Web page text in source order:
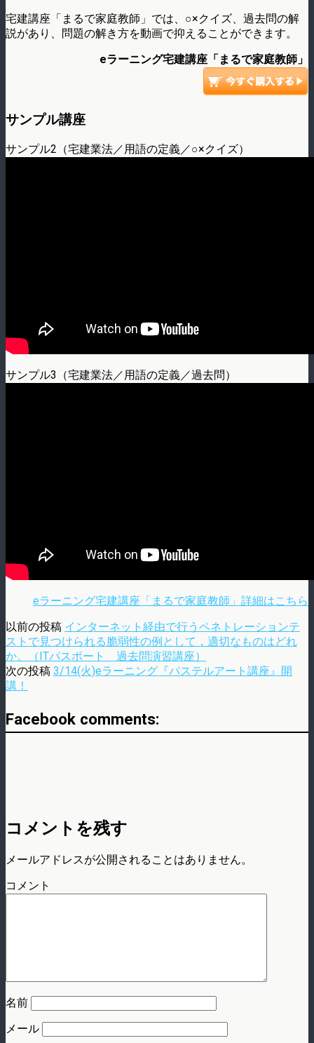
宅建講座「まるで家庭教師」では、○×クイズ、過去問の解
説があり、問題の解き方を動画で抑えることができます。
eラーニング宅建講座「まるで家庭教師」
サンプル講座
サンプル2（宅建業法／用語の定義／○×クイズ）
サンプル3（宅建業法／用語の定義／過去問）
eラーニング宅建講座「まるで家庭教師」詳細はこちら
以前の投稿 インターネット経由で行うペネトレーションテ
ストで見つけられる脆弱性の例として，適切なものはどれ
か。（ITパスポート 過去問演習講座）
次の投稿 3/14(火)eラーニング『パステルアート講座』開
講！
Facebook comments:
コメントを残す
メールアドレスが公開されることはありません。
コメント
名前
メール